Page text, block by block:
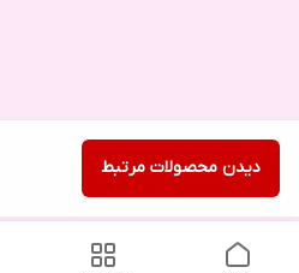
دیدن محصولات مرتبط